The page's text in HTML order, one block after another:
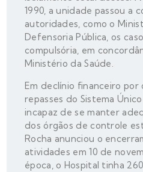
1990, a unidade passou a
autoridades, como o
Defensoria Pública, os
compulsória, em
Ministério da Saúde.
Em declínio financeiro
repasses do Sistema
incapaz de se manter
dos órgãos de controle
Rocha anunciou o
atividades em 10 de
época, o Hospital tinha